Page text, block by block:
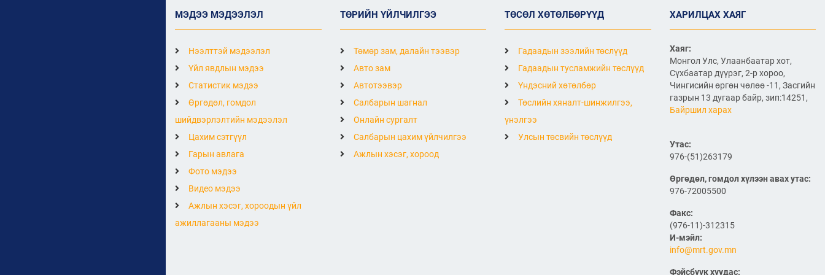
хэвлэгдлээ
2026/07/06
Монгол Улсын агаарын
тээврийн салбарын
хөгжлийн ирээдүйн чиг
2026/07/06
компаниудын төлөөллийг
хүлээн авч уулзлаа
2026/06/29
ЗАМ, ТЭЭВРИЙН САЙД
Б.ДЭЛГЭРСАЙХАН ЯПОН
УЛСЫН ЭЛЧИН САЙДТАЙ
НИСЭХ БУУДЛЫН
МЭДЭЭ МЭДЭЭЛЭЛ
Нээлттэй мэдээлэл
Үйл явдлын мэдээ
Статистик мэдээ
Өргөдөл, гомдол
шийдвэрлэлтийн мэдээлэл
Цахим сэтгүүл
Гарын авлага
Фото мэдээ
Видео мэдээ
Ажлын хэсэг, хороодын үйл
ажиллагааны мэдээ
ТӨРИЙН ҮЙЛЧИЛГЭЭ
Төмөр зам, далайн тээвэр
Авто зам
Автотээвэр
Салбарын шагнал
Онлайн сургалт
Салбарын цахим үйлчилгээ
Ажлын хэсэг, хороод
ТӨСӨЛ ХӨТӨЛБӨРҮҮД
Гадаадын зээлийн төслүүд
Гадаадын тусламжийн төслүүд
Үндэсний хөтөлбөр
Төслийн хяналт-шинжилгээ,
үнэлгээ
Улсын төсвийн төслүүд
ХАРИЛЦАХ ХАЯГ
Хаяг:
Монгол Улс, Улаанбаатар хот,
Сүхбаатар дүүрэг, 2-р хороо,
Чингисийн өргөн чөлөө -11, Засгийн
газрын 13 дугаар байр, зип:14251,
Байршил харах
Утас:
976-(51)263179
Өргөдөл, гомдол хүлээн авах утас:
976-72005500
Факс:
(976-11)-312315
И-мэйл:
info@mrt.gov.mn
Фэйсбүүк хуудас: